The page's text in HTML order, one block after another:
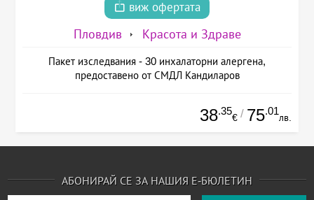
виж офертата
Пловдив Красота и Здраве
Пакет изследвания - 30 инхалаторни алергена,
предоставено от СМДЛ Кандиларов
38.35
€ / 75.01
лв.
АБОНИРАЙ СЕ ЗА НАШИЯ Е-БЮЛЕТИН